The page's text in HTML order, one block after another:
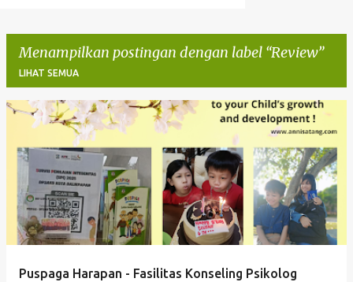
Menampilkan postingan dengan label Review
LIHAT SEMUA
Puspaga Harapan - Fasilitas Konseling Psikolog